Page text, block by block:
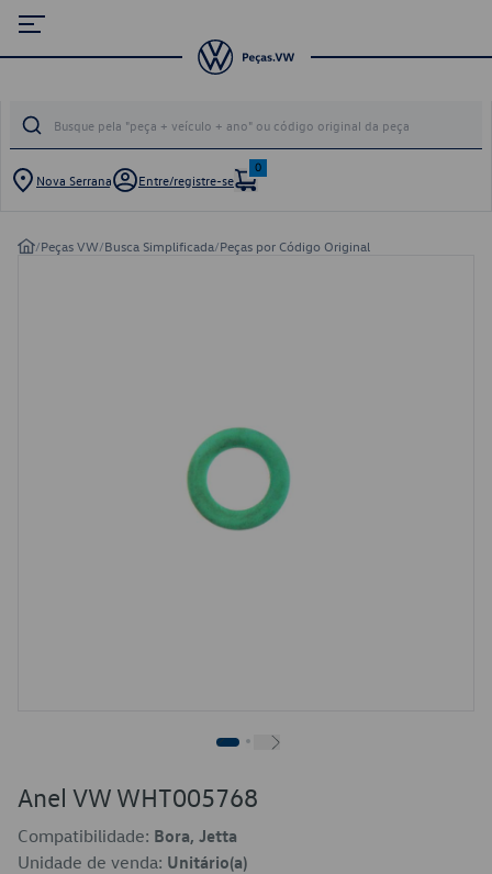
Nova Serrana Entre/registre-se
0
/Peças VW/Busca Simplificada/Peças por Código Original
Anel VW WHT005768
Compatibilidade: Bora, Jetta
Unidade de venda: Unitário(a)